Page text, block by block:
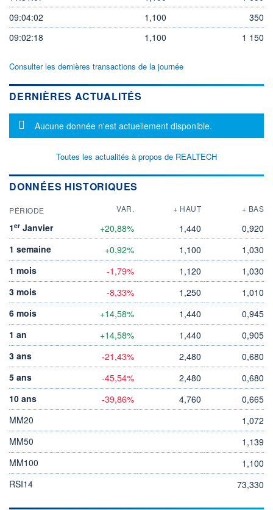
09:04:02
1,100
350
09:02:18
1,100 1 150
Consulter les dernières transactions de la journée
DERNIÈRES ACTUALITÉS
Message d'information
Aucune donnée n'est actuellement disponible.
Toutes les actualités à propos de REALTECH
DONNÉES HISTORIQUES
PÉRIODE VAR. + HAUT + BAS
1er Janvier +20,88% 1,440
0,920
1 semaine
+0,92% 1,100
1,030
1 mois
-1,79% 1,120
1,030
3 mois
-8,33% 1,250
1,010
6 mois
+14,58% 1,440
0,945
1 an
+14,58% 1,440
0,905
3 ans
-21,43% 2,480
0,680
5 ans
-45,54% 2,480
0,680
10 ans
-39,86% 4,760
0,665
MM20
1,072
MM50
1,139
MM100
1,100
RSI14
73,330